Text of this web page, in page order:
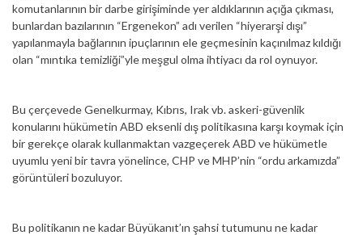
komutanlarının bir darbe girişiminde yer aldıklarının açığa çıkması,
bunlardan bazılarının “Ergenekon” adı verilen “hiyerarşi dışı”
yapılanmayla bağlarının ipuçlarının ele geçmesinin kaçınılmaz kıldığı
olan “mıntıka temizliği”yle meşgul olma ihtiyacı da rol oynuyor.
Bu çerçevede Genelkurmay, Kıbrıs, Irak vb. askeri-güvenlik
konularını hükümetin ABD eksenli dış politikasına karşı koymak için
bir gerekçe olarak kullanmaktan vazgeçerek ABD ve hükümetle
uyumlu yeni bir tavra yönelince, CHP ve MHP’nin “ordu arkamızda”
görüntüleri bozuluyor.
Bu politikanın ne kadar Büyükanıt’ın şahsi tutumunu ne kadar